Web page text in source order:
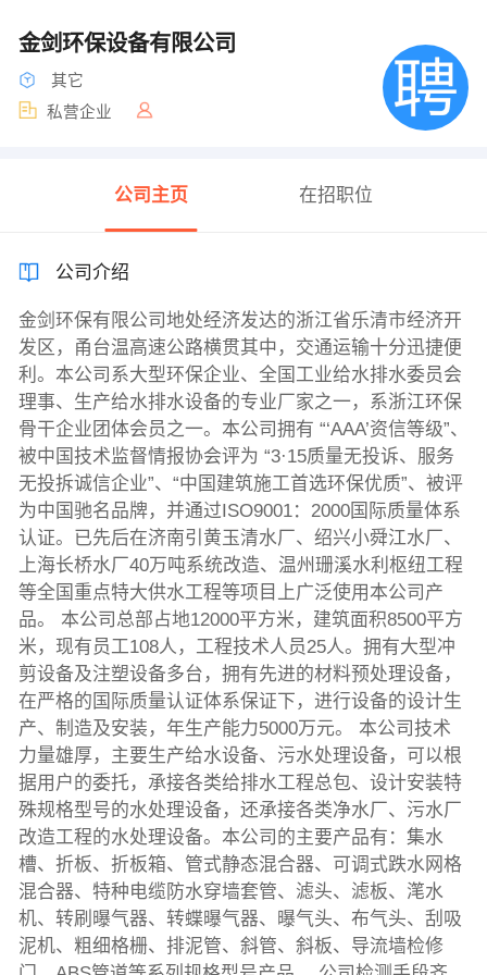
金剑环保设备有限公司
其它
私营企业
公司主页 在招职位
公司介绍
金剑环保有限公司地处经济发达的浙江省乐清市经济开
发区，甬台温高速公路横贯其中，交通运输十分迅捷便
利。本公司系大型环保企业、全国工业给水排水委员会
理事、生产给水排水设备的专业厂家之一，系浙江环保
骨干企业团体会员之一。本公司拥有 “‘AAA’资信等级”、
被中国技术监督情报协会评为 “3·15质量无投诉、服务
无投拆诚信企业”、“中国建筑施工首选环保优质”、被评
为中国驰名品牌，并通过ISO9001：2000国际质量体系
认证。已先后在济南引黄玉清水厂、绍兴小舜江水厂、
上海长桥水厂40万吨系统改造、温州珊溪水利枢纽工程
等全国重点特大供水工程等项目上广泛使用本公司产
品。 本公司总部占地12000平方米，建筑面积8500平方
米，现有员工108人，工程技术人员25人。拥有大型冲
剪设备及注塑设备多台，拥有先进的材料预处理设备，
在严格的国际质量认证体系保证下，进行设备的设计生
产、制造及安装，年生产能力5000万元。 本公司技术
力量雄厚，主要生产给水设备、污水处理设备，可以根
据用户的委托，承接各类给排水工程总包、设计安装特
殊规格型号的水处理设备，还承接各类净水厂、污水厂
改造工程的水处理设备。本公司的主要产品有：集水
槽、折板、折板箱、管式静态混合器、可调式跌水网格
混合器、特种电缆防水穿墙套管、滤头、滤板、滗水
机、转刷曝气器、转蝶曝气器、曝气头、布气头、刮吸
泥机、粗细格栅、排泥管、斜管、斜板、导流墙检修